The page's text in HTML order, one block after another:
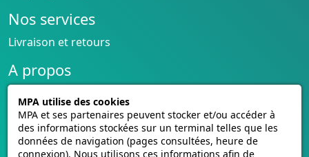
Nos services
Livraison et retours
A propos
CGU cagnotte
Politique de cookies
Homologation des plaques
MPA utilise des cookies
MPA et ses partenaires peuvent stocker et/ou accéder à
des informations stockées sur un terminal telles que les
données de navigation (pages consultées, heure de
connexion). Nous utilisons ces informations afin de